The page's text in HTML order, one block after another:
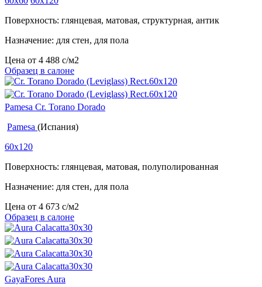
Поверхность: глянцевая, матовая, структурная, антик
Назначение: для стен, для пола
Цена от 4 488 c/м2
Образец в салоне
Pamesa Cr. Torano Dorado
Pamesa (Испания)
60x120
Поверхность: глянцевая, матовая, полуполированная
Назначение: для стен, для пола
Цена от 4 673 c/м2
Образец в салоне
GayaFores Aura